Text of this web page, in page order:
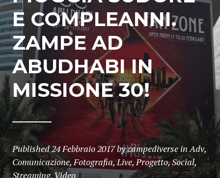
E COMPLEANNI.
ZAMPE AD
ABUDHABI IN
MISSIONE 30!
Published24 Febbraio 2017byzampediverseinAdv,
Comunicazione,Fotografia,Live,Progetto,Social,
Streaming,Video